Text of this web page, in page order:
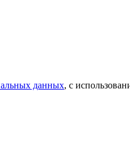
данных, с